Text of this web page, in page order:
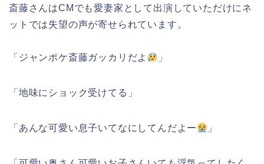
斎藤さんはCMでも愛妻家として出演していただけにネ
ットでは失望の声が寄せられています。
「ジャンポケ斎藤ガッカリだよ 」
「地味にショック受けてる」
「あんな可愛い息子いてなにしてんだよー 」